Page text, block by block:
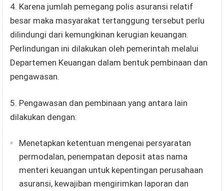
4. Karena jumlah pemegang polis asuransi relatif
besar maka masyarakat tertanggung tersebut perlu
dilindungi dari kemungkinan kerugian keuangan.
Perlindungan ini dilakukan oleh pemerintah melalui
Departemen Keuangan dalam bentuk pembinaan dan
pengawasan.
5. Pengawasan dan pembinaan yang antara lain
dilakukan dengan:
Menetapkan ketentuan mengenai persyaratan
permodalan, penempatan deposit atas nama
menteri keuangan untuk kepentingan perusahaan
asuransi, kewajiban mengirimkan laporan dan